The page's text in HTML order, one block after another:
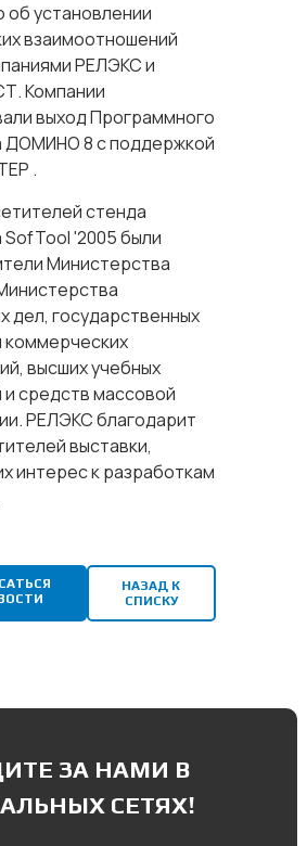
об установлении
взаимоотношений
РЕЛЭКС и
Компании
выход Программного
ДОМИНО 8 с поддержкой
.
стенда
'2005 были
Министерства
дел, государственных
коммерческих
высших учебных
и средств массовой
РЕЛЭКС благодарит
выставки,
интерес к разработкам
НАЗАД К
СПИСКУ
ЗА НАМИ В
СЕТЯХ!